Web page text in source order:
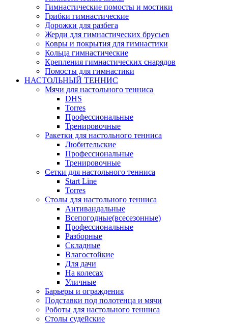
Гимнастические помосты и мостики
Грибки гимнастические
Дорожки для разбега
Жерди для гимнастических брусьев
Ковры и покрытия для гимнастики
Кольца гимнастические
Крепления гимнастических снарядов
Помосты для гимнастики
НАСТОЛЬНЫЙ ТЕННИС
Мячи для настольного тенниса
DHS
Torres
Профессиональные
Тренировочные
Ракетки для настольного тенниса
Любительские
Профессиональные
Тренировочные
Сетки для настольного тенниса
Start Line
Torres
Столы для настольного тенниса
Антивандальные
Всепогодные(всесезонные)
Профессиональные
Разборные
Складные
Влагостойкие
Для дачи
На колесах
Уличные
Барьеры и ограждения
Подставки под полотенца и мячи
Роботы для настольного тенниса
Столы судейские